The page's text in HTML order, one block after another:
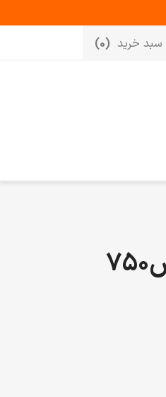
سبد خرید (0)
سس ماهی (فیش سس) پاتیس750